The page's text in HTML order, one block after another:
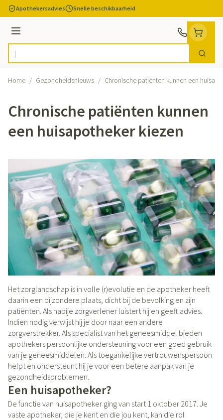
Ga naar de inhoud
Apothekersadvies Snelle beschikbaarheid
Menu
Product, merk, categorie... Zoek
Home / Gezondheidsnieuws / Chronische patiënten kunnen een
Chronische patiënten kunnen
een huisapotheker kiezen
Het zorglandschap is in volle (r)evolutie en de apotheker heeft
daarin een bijzondere plaats, dicht bij de bevolking en zijn
patiënten. Als nabije zorgverlener luistert hij en geeft advies.
Indien nodig verwijst hij je door naar een andere
zorgverstrekker. Als specialist van het geneesmiddel bieden
apothekers persoonlijke ondersteuning voor een goed gebruik
van je geneesmiddelen. Als toegankelijke vertrouwenspersoon
helpt en ondersteunt hij je voor een betere aanpak van je
gezondheidsproblemen.
Een huisapotheker?
De functie van huisapotheker ging van start 1 oktober 2017. Je
vaste apotheker, die je kent en die jou kent, kan die rol